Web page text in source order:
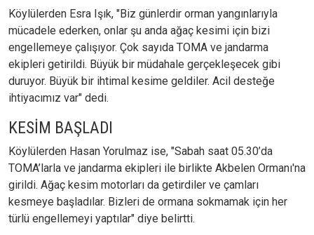
Köylülerden Esra Işık, "Biz günlerdir orman yangınlarıyla
mücadele ederken, onlar şu anda ağaç kesimi için bizi
engellemeye çalışıyor. Çok sayıda TOMA ve jandarma
ekipleri getirildi. Büyük bir müdahale gerçekleşecek gibi
duruyor. Büyük bir ihtimal kesime geldiler. Acil desteğe
ihtiyacımız var" dedi.
KESİM BAŞLADI
Köylülerden Hasan Yorulmaz ise, "Sabah saat 05.30’da
TOMA’larla ve jandarma ekipleri ile birlikte Akbelen Ormanı'na
girildi. Ağaç kesim motorları da getirdiler ve çamları
kesmeye başladılar. Bizleri de ormana sokmamak için her
türlü engellemeyi yaptılar" diye belirtti.